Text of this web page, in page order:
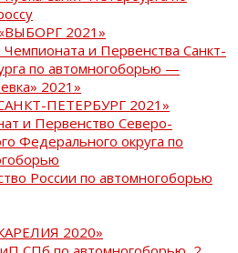
2021»
Чемпионата и Первенства Санкт-
по автомногоборью —
2021»
ПЕТЕРБУРГ 2021»
и Первенство Северо-
Федерального округа по
России по автомногоборью
2020»